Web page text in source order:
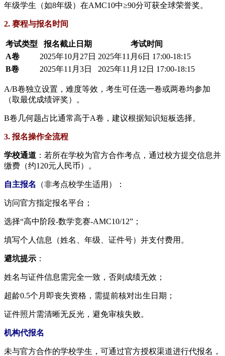
年级学生（如8年级）在AMC10中≥90分可获全球荣誉奖。
​2. 赛程与报名时间​
​考试类型​ ​报名截止日期​
​考试时间​
​A卷​
2025年10月27日 2025年11月6日 17:00-18:15
​B卷​
2025年11月3日 2025年11月12日 17:00-18:15
A/B卷独立设置，难度等效，考生可任选一卷或两卷均参加
（取最优成绩评奖）。
B卷几何题占比通常高于A卷，建议根据知识短板选择。
​3. 报名操作全流程​
​学校通道​ ​：若所在学校为官方合作考点，通过校方提交信息并
缴费（约120元人民币）。
​自主报名​ （非考点校学生适用）：
访问官方指定报名平台；
选择“高中阶段-数学竞赛-AMC10/12”；
填写个人信息（姓名、年级、证件号）并支付费用。
​避坑提示​ ​：
姓名与证件信息需完全一致，否则成绩无效；
超龄0.5个月即丧失资格，需提前核对出生日期；
证件照片需清晰无反光，避免审核失败。
机构代报名
未与官方合作的学校学生，可通过官方授权渠道进行代报名，